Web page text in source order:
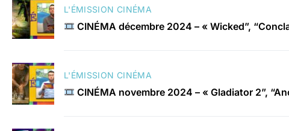
L'ÉMISSION CINÉMA
CINÉMA décembre 2024 – « Wicked”,
L'ÉMISSION CINÉMA
CINÉMA novembre 2024 – « Gladiator 2”,